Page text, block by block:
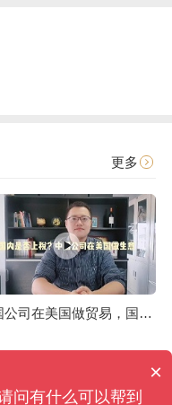
更多
中国公司在美国做贸易，国内是否上税呢
地图
×
问有什么可以帮到